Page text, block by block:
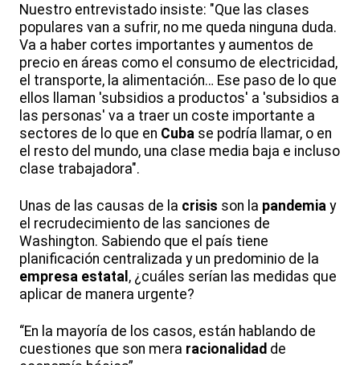
Nuestro entrevistado insiste: "Que las clases
populares van a sufrir, no me queda ninguna duda.
Va a haber cortes importantes y aumentos de
precio en áreas como el consumo de electricidad,
el transporte, la alimentación… Ese paso de lo que
ellos llaman 'subsidios a productos' a 'subsidios a
las personas' va a traer un coste importante a
sectores de lo que en Cuba se podría llamar, o en
el resto del mundo, una clase media baja e incluso
clase trabajadora".
Unas de las causas de la crisis son la pandemia y
el recrudecimiento de las sanciones de
Washington. Sabiendo que el país tiene
planificación centralizada y un predominio de la
empresa estatal , ¿cuáles serían las medidas que
aplicar de manera urgente?
“En la mayoría de los casos, están hablando de
cuestiones que son mera racionalidad de